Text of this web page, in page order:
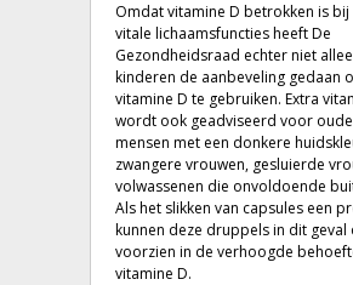
Omdat vitamine D betrokken is bij
vitale lichaamsfuncties heeft De
Gezondheidsraad echter niet
kinderen de aanbeveling gedaan
vitamine D te gebruiken. Extra
wordt ook geadviseerd voor
mensen met een donkere
zwangere vrouwen, gesluierde
volwassenen die onvoldoende
Als het slikken van capsules een
kunnen deze druppels in dit geval
voorzien in de verhoogde
vitamine D.